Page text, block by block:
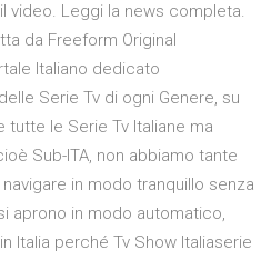
video. Leggi la news completa.
da Freeform Original
Italiano dedicato
Serie Tv di ogni Genere, su
tutte le Serie Tv Italiane ma
Sub-ITA, non abbiamo tante
in modo tranquillo senza
aprono in modo automatico,
Italia perché Tv Show Italiaserie